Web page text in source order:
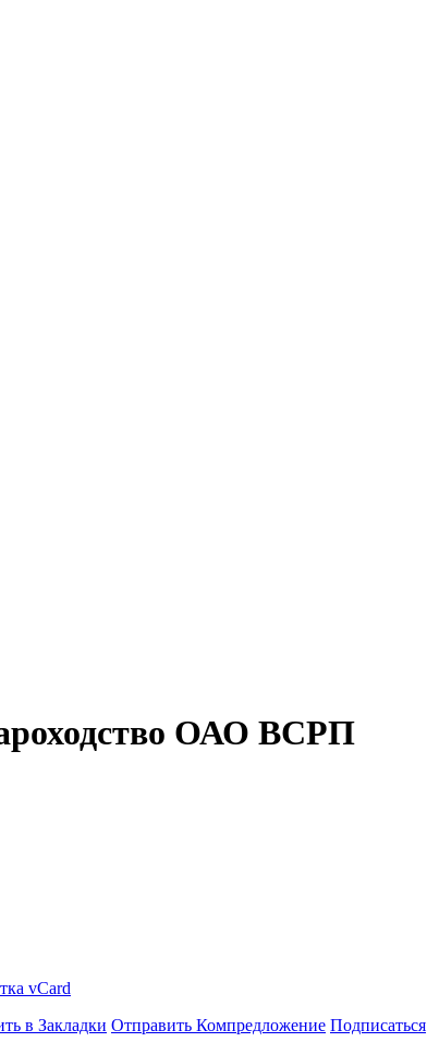
ОАО ВСРП
vCard
в Закладки Отправить Компредложение Подписаться